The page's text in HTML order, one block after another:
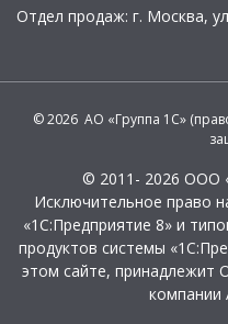
Отдел продаж: г. Москва,
© 2026 АО «Группа 1С»
© 2011- 2026 ООО
Исключительное право
«1С:Предприятие 8» и
продуктов системы
этом сайте, принадлежит
компании